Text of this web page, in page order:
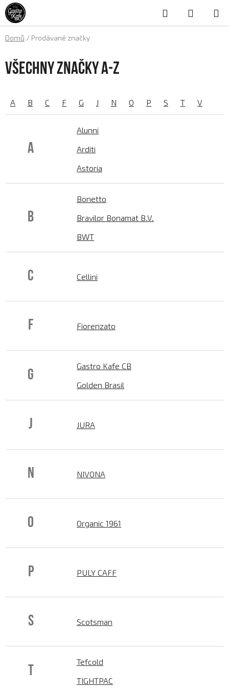
Přejít
na
obsah
Hledat
KOŠÍK
Domů / Prodávané značky
Všechny značky A-Z
A B C F G J N O P S T V
A
Alunni
Arditi
Astoria
B
Bonetto
Bravilor Bonamat B.V.
BWT
C Cellini
F Fiorenzato
G
Gastro Kafe CB
Golden Brasil
J JURA
N NIVONA
O Organic 1961
P PULY CAFF
S Scotsman
T
Tefcold
TIGHTPAC